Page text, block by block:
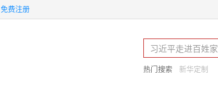
免费注册
热门搜索 新华定制